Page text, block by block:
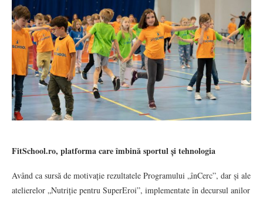
FitSchool.ro, platforma care îmbină sportul și tehnologia
Având ca sursă de motivație rezultatele Programului „înCerc”, dar și ale
atelierelor „Nutriție pentru SuperEroi”, implementate în decursul anilor